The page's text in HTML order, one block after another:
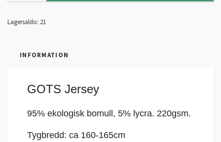
Lagersaldo: 21
INFORMATION
GOTS Jersey
95% ekologisk bomull, 5% lycra. 220gsm.
Tygbredd: ca 160-165cm